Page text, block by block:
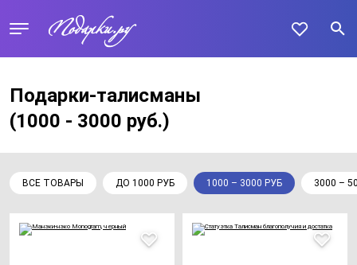
Подарки-талисманы
(1000 - 3000 руб.)
ВСЕ ТОВАРЫ ДО 1000 РУБ 1000 – 3000 РУБ 3000 –